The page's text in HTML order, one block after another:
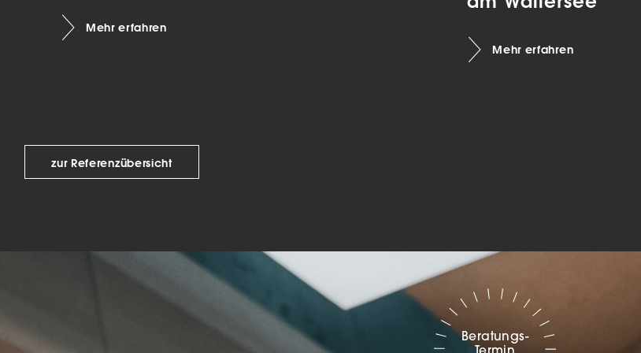
Mehr erfahren
Mehr erfahren
zur Referenzübersicht
Beratungs-